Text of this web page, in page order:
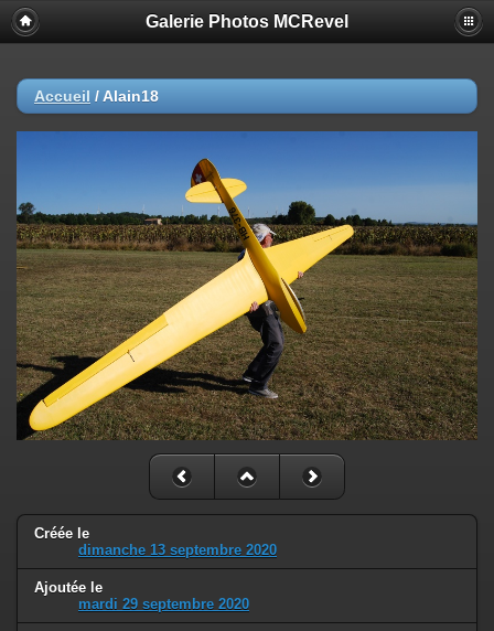
Galerie Photos MCRevel
Accueil / Alain18
Créée le
dimanche 13 septembre 2020
Ajoutée le
mardi 29 septembre 2020